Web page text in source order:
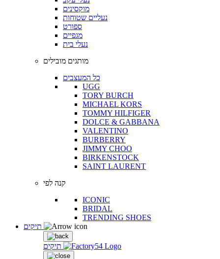
מוקסינים
נעליים שטוחות
ספורט
מגפיים
נעלי בית
מותגים מובילים
כל המעצבים
UGG
TORY BURCH
MICHAEL KORS
TOMMY HILFIGER
DOLCE & GABBANA
VALENTINO
BURBERRY
JIMMY CHOO
BIRKENSTOCK
SAINT LAURENT
קנה לפי
ICONIC
BRIDAL
TRENDING SHOES
תיקים